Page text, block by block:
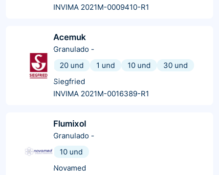
INVIMA 2021M-0009410-R1
Acemuk
Granulado -
20 und
1 und 10 und
30 und
Siegfried
INVIMA 2021M-0016389-R1
Flumixol
Granulado -
10 und
Novamed